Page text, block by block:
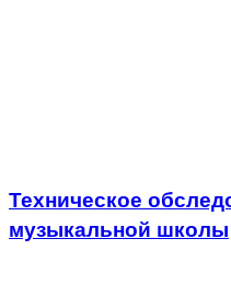
Техническое
музыкальной школы